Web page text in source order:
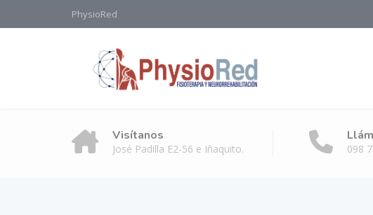
PhysioRed
Visítanos
José Padilla E2-56 e Iñaquito. 098